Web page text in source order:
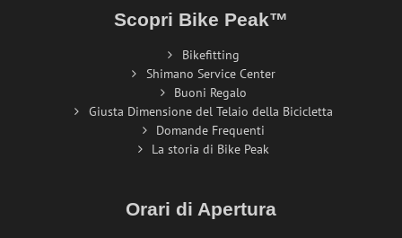
Scopri Bike Peak™
Bikefitting
Shimano Service Center
Buoni Regalo
Giusta Dimensione del Telaio della Bicicletta
Domande Frequenti
La storia di Bike Peak
Orari di Apertura